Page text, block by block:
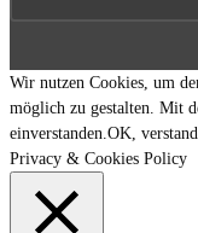
Wir nutzen Cookies, um
möglich zu gestalten. Mit
einverstanden. OK,
Privacy & Cookies Policy